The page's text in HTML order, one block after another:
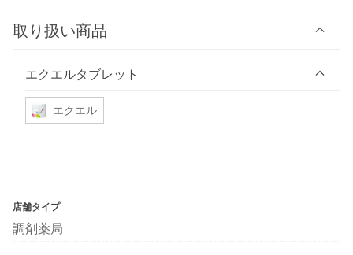
取り扱い商品
エクエルタブレット
エクエル
店舗タイプ
調剤薬局